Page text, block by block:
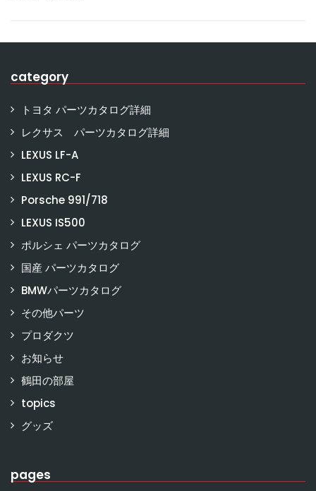
category
トヨタ パーツカタログ詳細
レクサス パーツカタログ詳細
LEXUS LF-A
LEXUS RC-F
Porsche 991/718
LEXUS IS500
ポルシェ パーツカタログ
国産 パーツカタログ
BMWパーツカタログ
その他パーツ
プロダクツ
お知らせ
鶴田の部屋
topics
グッズ
pages